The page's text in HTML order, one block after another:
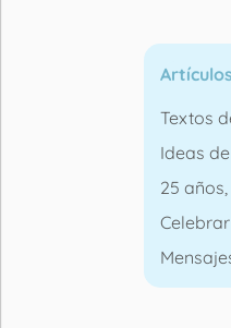
Textos
Ideas
25